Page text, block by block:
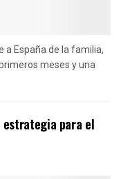
a España de la familia,
meses y una
estrategia para el